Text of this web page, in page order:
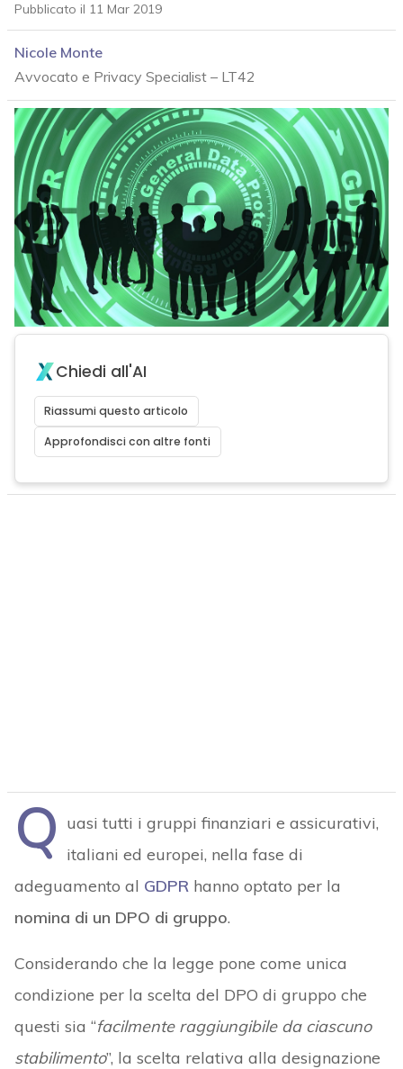
Pubblicato il 11 Mar 2019
Nicole Monte
Avvocato e Privacy Specialist – LT42
Chiedi all'AI
Riassumi questo articolo
Approfondisci con altre fonti
Q uasi tutti i gruppi finanziari e assicurativi,
italiani ed europei, nella fase di
adeguamento al GDPRhanno optato per la
nomina di un DPO di gruppo.
Considerando che la legge pone come unica
condizione per la scelta del DPO di gruppo che
questi sia “facilmente raggiungibile da ciascuno
stabilimento”, la scelta relativa alla designazione